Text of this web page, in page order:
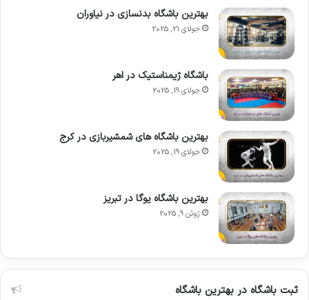
بهترین باشگاه بدنسازی در نیاوران
جولای 21, 2025
باشگاه ژیمناستیک در اهر
جولای 19, 2025
بهترین باشگاه های شمشیربازی در کرج
جولای 19, 2025
بهترین باشگاه یوگا در تبریز
ژوئن 9, 2025
ثبت باشگاه در بهترین باشگاه